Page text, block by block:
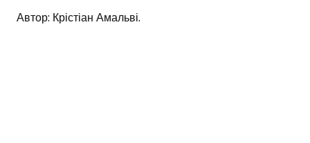
Автор: Крістіан Амальві.